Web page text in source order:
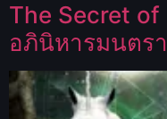
The Secret
อภินิหารมนตร